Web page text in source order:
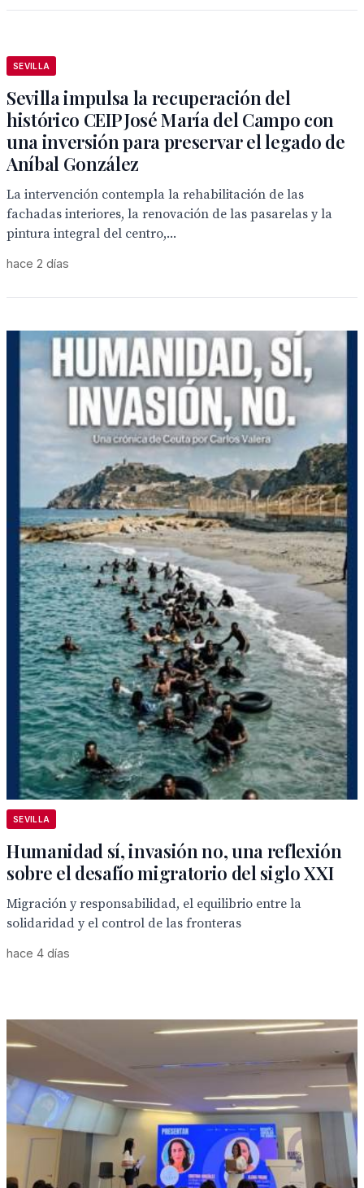
SEVILLA
Sevilla impulsa la recuperación del
histórico CEIP José María del Campo con
una inversión para preservar el legado de
Aníbal González
La intervención contempla la rehabilitación de las
fachadas interiores, la renovación de las pasarelas y la
pintura integral del centro,...
hace 2 días
SEVILLA
Humanidad sí, invasión no, una reflexión
sobre el desafío migratorio del siglo XXI
Migración y responsabilidad, el equilibrio entre la
solidaridad y el control de las fronteras
hace 4 días